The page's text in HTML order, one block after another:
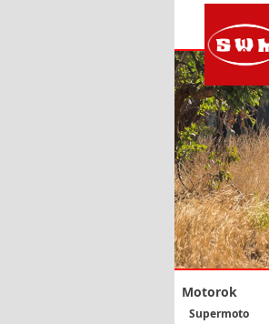
Motorok
Supermoto